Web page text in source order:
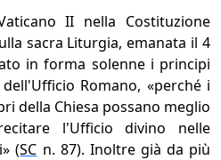
II nella Costituzione
sacra Liturgia, emanata il 4
in forma solenne i principi
Romano, «perché i
della Chiesa possano meglio
l'Ufficio divino nelle
(SC n. 87). Inoltre già da più